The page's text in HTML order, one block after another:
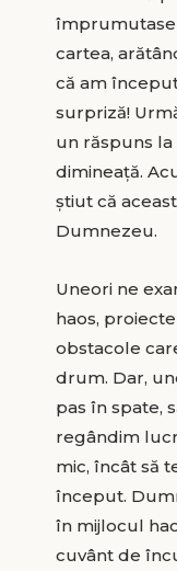
împrumutase
cartea,
că am
surpriză!
un răspuns
dimineață.
știut că
Dumnezeu.
Uneori ne
haos,
obstacole
drum. Dar,
pas în spate,
regândim
mic, încât să
început.
în mijlocul
cuvânt de